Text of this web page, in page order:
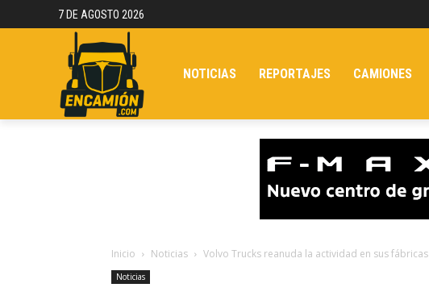
7 DE AGOSTO 2026
NOTICIAS REPORTAJES CAMIONES
Inicio Noticias Volvo Trucks reanuda la actividad en sus fábricas
Noticias